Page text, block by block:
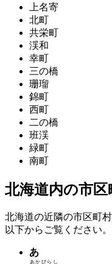
上名寄
北町
共栄町
渓和
幸町
三の橋
珊瑠
錦町
西町
二の橋
班渓
緑町
南町
北海道内の市
北海道の近隣の市区町
以下からご覧ください。
あ
あかびらし